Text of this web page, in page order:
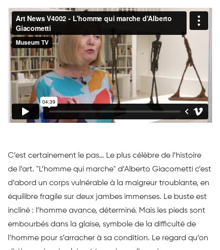
C’est certainement le pas… Le plus célèbre de l’histoire
de l’art. "L’homme qui marche" d’Alberto Giacometti c’est
d’abord un corps vulnérable à la maigreur troublante, en
équilibre fragile sur deux jambes immenses. Le buste est
incliné : l’homme avance, déterminé. Mais les pieds sont
embourbés dans la glaise, symbole de la difficulté de
l’homme pour s’arracher à sa condition. Le regard qu’on